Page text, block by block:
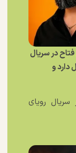
در سریال
و
رویای